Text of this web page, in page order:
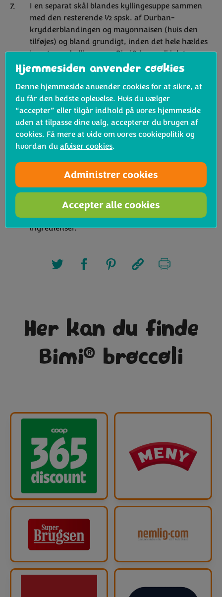
I en separat skål blandes kyllingesuppe sammen
med den resterende ½ spsk. af Durban-
krydderblandingen og mayonnaisen (hvis den
tilføjes) og bland grundigt, inden det hele hældes
jævnt over kyllingen og Bimi® broccoli i det
ovnfaste fad.
Lav toppingen: Bland den smeltede smør med
revet ost, hvidløg og forårsløg eller rødløg. Hæld
blandingen over kyllingen og drys derefter
mandelflager eller brødkrummer over retten for
at få en sprød overflade. Bages i 30 minutter indtil
den er gylden.
Du kan få endnu mere ud af denne ret ved at
tilsætte 350g kogte al dente pastaskaller til det
ovnfaste fad inden du sætter den i ovnen - bare
bland pastaen godt sammen med sauce og andre
ingredienser.
Her kan du finde
Bimi® broccoli
Hjemmesiden anvender cookies
Denne hjemmeside anvender cookies for at sikre, at
du får den bedste oplevelse. Hvis du vælger
“accepter” eller tilgår indhold på vores hjemmeside
uden at tilpasse dine valg, accepterer du brugen af
cookies. Få mere at vide om vores cookiepolitik og
hvordan duafviser cookies.
Administrer cookies
Accepter alle cookies